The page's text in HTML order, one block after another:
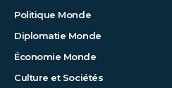
Politique Monde
Diplomatie Monde
Économie Monde
Culture et Sociétés